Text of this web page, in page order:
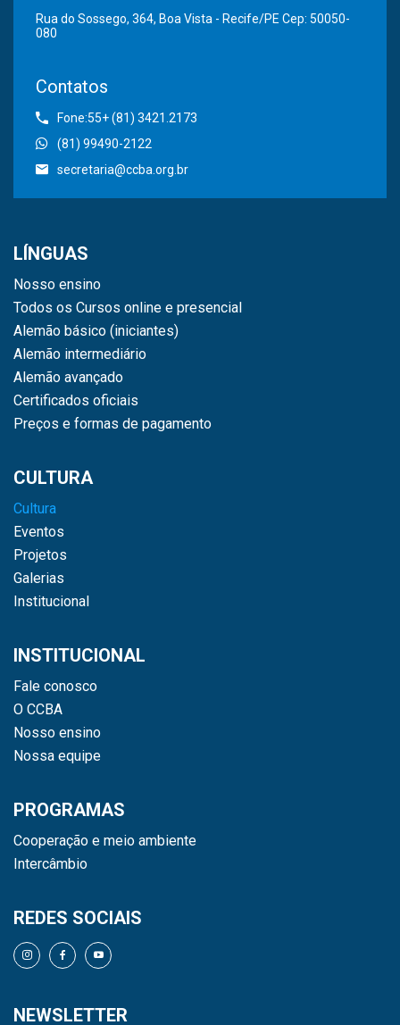
Rua do Sossego, 364, Boa Vista - Recife/PE Cep: 50050-
080
Contatos
Fone:55+ (81) 3421.2173
(81) 99490-2122
secretaria@ccba.org.br
LÍNGUAS
Nosso ensino
Todos os Cursos online e presencial
Alemão básico (iniciantes)
Alemão intermediário
Alemão avançado
Certificados oficiais
Preços e formas de pagamento
CULTURA
Cultura
Eventos
Projetos
Galerias
Institucional
INSTITUCIONAL
Fale conosco
O CCBA
Nosso ensino
Nossa equipe
PROGRAMAS
Cooperação e meio ambiente
Intercâmbio
REDES SOCIAIS
NEWSLETTER